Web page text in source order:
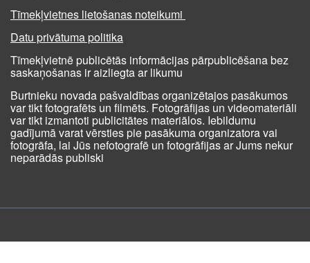
Tīmekļvietnes lietošanas noteikumi
Datu privātuma politika
Tīmekļvietnē publicētās informācijas pārpublicēšana bez
saskaņošanas ir aizliegta ar likumu
Burtnieku novada pašvaldības organizētajos pasākumos
var tikt fotografēts un filmēts. Fotogrāfijas un videomateriāli
var tikt izmantoti publicitātes materiālos. Iebildumu
gadījumā varat vērsties pie pasākuma organizatora vai
fotogrāfa, lai Jūs nefotografē un fotogrāfijas ar Jums nekur
neparādās publiski